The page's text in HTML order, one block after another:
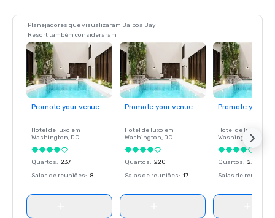
Planejadores que visualizaram Balboa Bay
Resort também consideraram
Promote your venue
Hotel de luxo em
Washington, DC
Quartos: 237
Salas de reuniões: 8
Promote your venue
Hotel de luxo em
Washington, DC
Quartos: 220
Salas de reuniões: 17
Promote your
Hotel de luxo em
Washington
Quartos: 237
Salas de reuniões